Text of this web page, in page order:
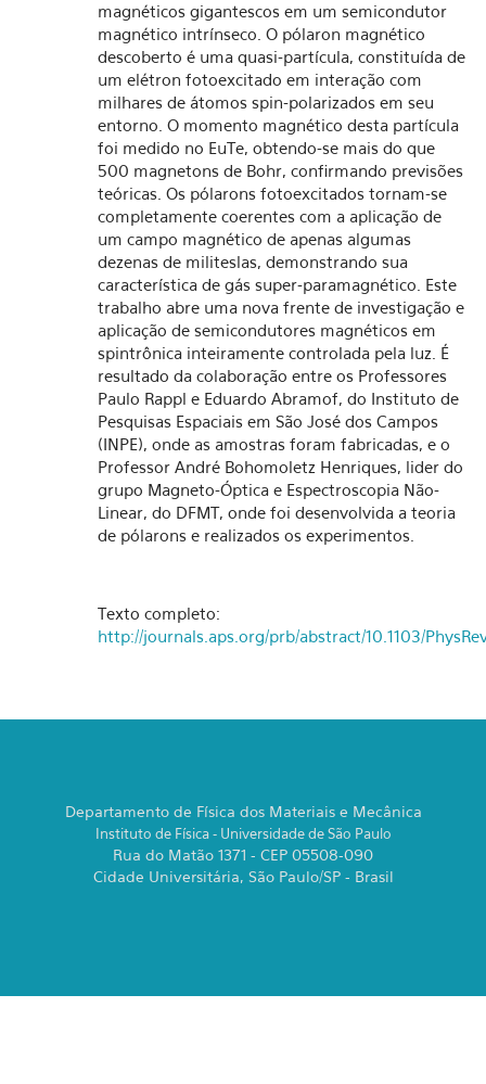
magnéticos gigantescos em um semicondutor
magnético intrínseco. O pólaron magnético
descoberto é uma quasi-partícula, constituída de
um elétron fotoexcitado em interação com
milhares de átomos spin-polarizados em seu
entorno. O momento magnético desta partícula
foi medido no EuTe, obtendo-se mais do que
500 magnetons de Bohr, confirmando previsões
teóricas. Os pólarons fotoexcitados tornam-se
completamente coerentes com a aplicação de
um campo magnético de apenas algumas
dezenas de militeslas, demonstrando sua
característica de gás super-paramagnético. Este
trabalho abre uma nova frente de investigação e
aplicação de semicondutores magnéticos em
spintrônica inteiramente controlada pela luz. É
resultado da colaboração entre os Professores
Paulo Rappl e Eduardo Abramof, do Instituto de
Pesquisas Espaciais em São José dos Campos
(INPE), onde as amostras foram fabricadas, e o
Professor André Bohomoletz Henriques, lider do
grupo Magneto-Óptica e Espectroscopia Não-
Linear, do DFMT, onde foi desenvolvida a teoria
de pólarons e realizados os experimentos.
Texto completo:
http://journals.aps.org/prb/abstract/10.1103/
Departamento de Física dos Materiais e Mecânica
Instituto de Física - Universidade de São Paulo
Rua do Matão 1371 - CEP 05508-090
Cidade Universitária, São Paulo/SP - Brasil